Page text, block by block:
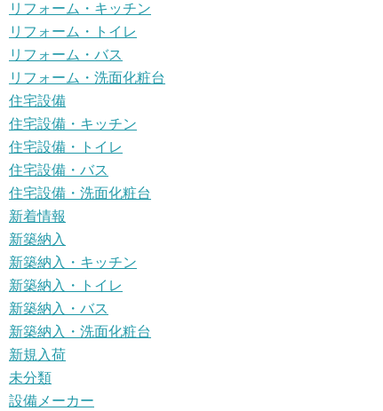
リフォーム・キッチン
リフォーム・トイレ
リフォーム・バス
リフォーム・洗面化粧台
住宅設備
住宅設備・キッチン
住宅設備・トイレ
住宅設備・バス
住宅設備・洗面化粧台
新着情報
新築納入
新築納入・キッチン
新築納入・トイレ
新築納入・バス
新築納入・洗面化粧台
新規入荷
未分類
設備メーカー